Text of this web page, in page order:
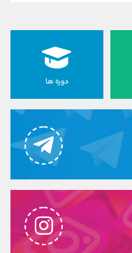
دوره ها